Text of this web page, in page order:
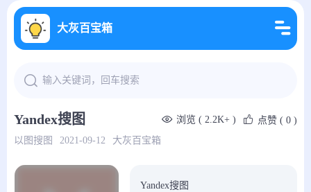
大灰百宝箱
Yandex搜图 浏览 ( 2.2K+ ) 点赞 ( 0 )
以图搜图
2021-09-12 大灰百宝箱
Yandex搜图